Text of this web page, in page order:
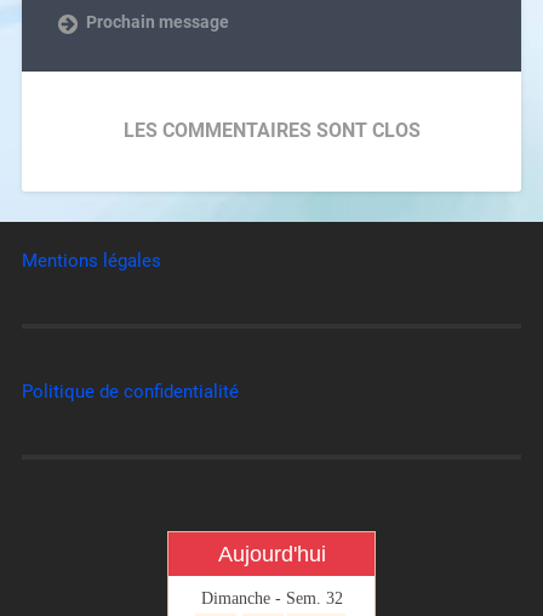
Prochain message
LES COMMENTAIRES SONT CLOS
Mentions légales
Politique de confidentialité
Aujourd'hui
Dimanche - Sem. 32